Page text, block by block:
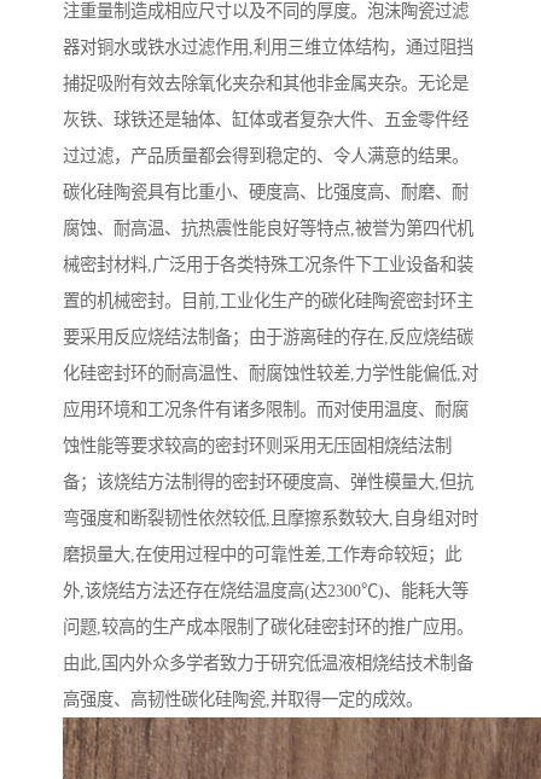
注重量制造成相应尺寸以及不同的厚度。泡沫陶瓷过滤
器对铜水或铁水过滤作用,利用三维立体结构，通过阻挡
捕捉吸附有效去除氧化夹杂和其他非金属夹杂。无论是
灰铁、球铁还是轴体、缸体或者复杂大件、五金零件经
过过滤，产品质量都会得到稳定的、令人满意的结果。
碳化硅陶瓷具有比重小、硬度高、比强度高、耐磨、耐
腐蚀、耐高温、抗热震性能良好等特点,被誉为第四代机
械密封材料,广泛用于各类特殊工况条件下工业设备和装
置的机械密封。目前,工业化生产的碳化硅陶瓷密封环主
要采用反应烧结法制备；由于游离硅的存在,反应烧结碳
化硅密封环的耐高温性、耐腐蚀性较差,力学性能偏低,对
应用环境和工况条件有诸多限制。而对使用温度、耐腐
蚀性能等要求较高的密封环则采用无压固相烧结法制
备；该烧结方法制得的密封环硬度高、弹性模量大,但抗
弯强度和断裂韧性依然较低,且摩擦系数较大,自身组对时
磨损量大,在使用过程中的可靠性差,工作寿命较短；此
外,该烧结方法还存在烧结温度高(达2300℃)、能耗大等
问题,较高的生产成本限制了碳化硅密封环的推广应用。
由此,国内外众多学者致力于研究低温液相烧结技术制备
高强度、高韧性碳化硅陶瓷,并取得一定的成效。